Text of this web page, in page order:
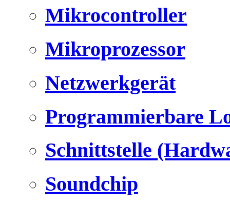
Mikrocontroller
Mikroprozessor
Netzwerkgerät
Programmierbare
Schnittstelle
Soundchip